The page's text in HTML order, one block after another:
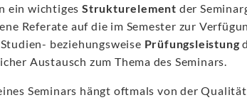
ein wichtiges Strukturelement der
Referate auf die im Semester zur
beziehungsweise Prüfungsleistung
Austausch zum Thema des Seminars.
Seminars hängt oftmals von der